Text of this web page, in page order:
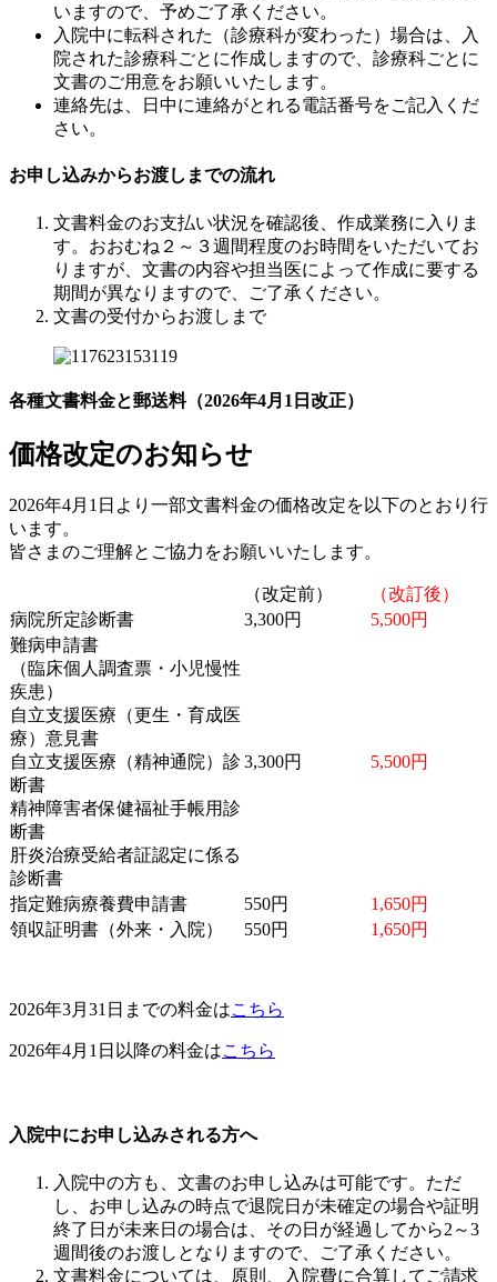
いますので、予めご了承ください。
入院中に転科された（診療科が変わった）場合は、入
院された診療科ごとに作成しますので、診療科ごとに
文書のご用意をお願いいたします。
連絡先は、日中に連絡がとれる電話番号をご記入くだ
さい。
お申し込みからお渡しまでの流れ
文書料金のお支払い状況を確認後、作成業務に入りま
す。おおむね２～３週間程度のお時間をいただいてお
りますが、文書の内容や担当医によって作成に要する
期間が異なりますので、ご了承ください。
文書の受付からお渡しまで
各種文書料金と郵送料（2026年4月1日改正）
価格改定のお知らせ
2026年4月1日より一部文書料金の価格改定を以下のとおり行
います。
皆さまのご理解とご協力をお願いいたします。
（改定前）
（改訂後）
病院所定診断書
3,300円
5,500円
難病申請書
（臨床個人調査票・小児慢性
疾患）
自立支援医療（更生・育成医
療）意見書
自立支援医療（精神通院）診
断書
精神障害者保健福祉手帳用診
断書
肝炎治療受給者証認定に係る
診断書
3,300円 5,500円
指定難病療養費申請書 550円
1,650円
領収証明書（外来・入院）
550円 1,650円
2026年3月31日までの料金はこちら
2026年4月1日以降の料金はこちら
入院中にお申し込みされる方へ
入院中の方も、文書のお申し込みは可能です。ただ
し、お申し込みの時点で退院日が未確定の場合や証明
終了日が未来日の場合は、その日が経過してから2～3
週間後のお渡しとなりますので、ご了承ください。
文書料金については、原則、入院費に合算してご請求